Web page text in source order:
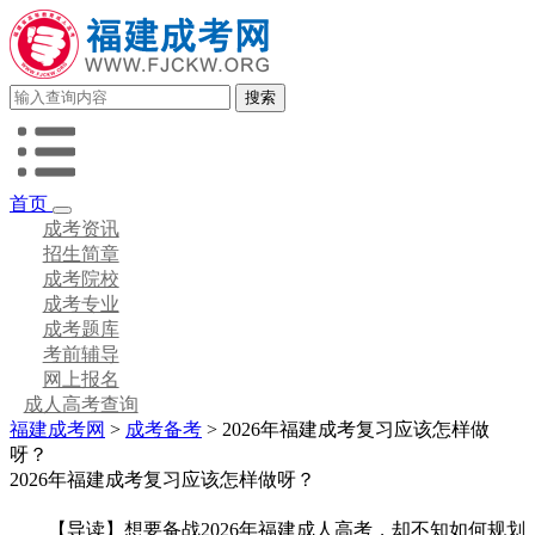
首页
成考资讯
招生简章
成考院校
成考专业
成考题库
考前辅导
网上报名
成人高考查询
福建成考网 > 成考备考 > 2026年福建成考复习应该怎样做
呀？
2026年福建成考复习应该怎样做呀？
【导读】想要备战2026年福建成人高考，却不知如何规划